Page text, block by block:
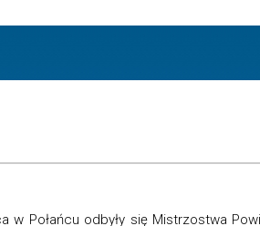
w Połańcu odbyły się Mistrzostwa